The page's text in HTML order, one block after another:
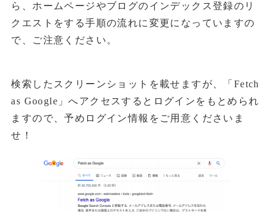
ら、ホームページやブログのインデックス登録のリ
クエストをする手順の流れに変更になっていますの
で、ご注意ください。
検索したスクリーンショットを載せますが、「Fetch
as Google」へアクセスするとログインをもとめられ
ますので、予めログイン情報をご用意くださいま
せ！